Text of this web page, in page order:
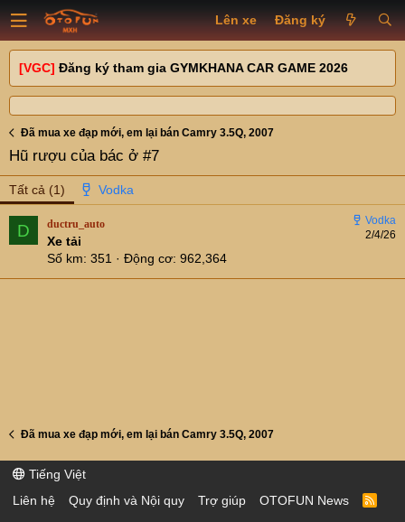
Lên xe Đăng ký
[VGC] Đăng ký tham gia GYMKHANA CAR GAME 2026
Đã mua xe đạp mới, em lại bán Camry 3.5Q, 2007
Hũ rượu của bác ở #7
Tất cả (1)
D 2/4/26
ductru_auto
Xe tải
Số km 351 Động cơ 962,364
Đã mua xe đạp mới, em lại bán Camry 3.5Q, 2007
Tiếng Việt
Liên hệ
Quy định và Nội quy Trợ giúp OTOFUN News
R